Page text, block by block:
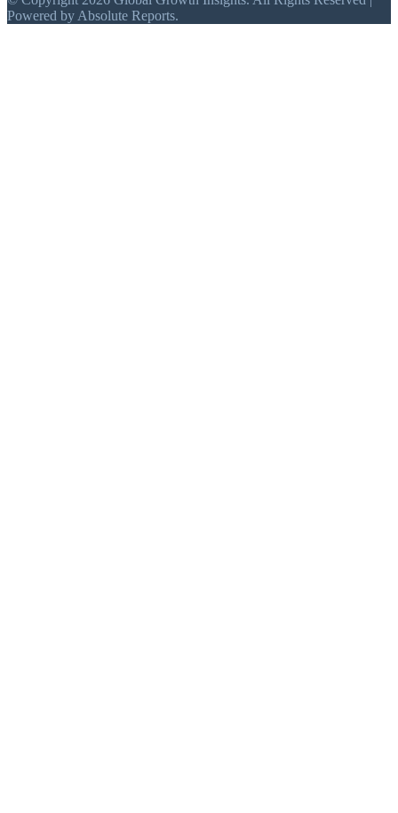
Powered by Absolute Reports.